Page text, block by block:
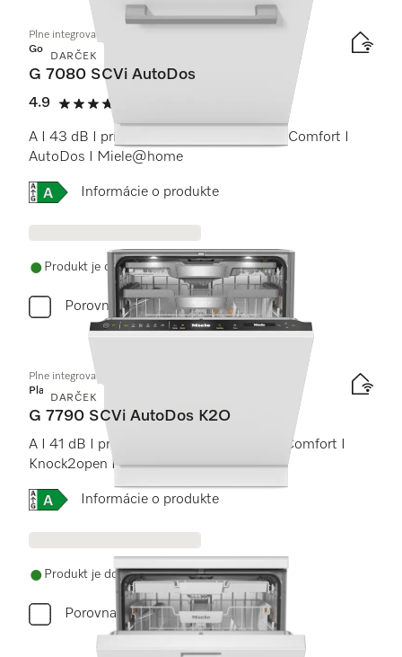
DARČEK
Plne integrovaná umývačka riadu
Gold
G 7080 SCVi AutoDos
4.9
4.9 / 5
A I 43 dB I príborová zásuvka I koše ExtraComfort I
AutoDos I Miele@home
Online Label Flag, Energetický štítok
Informácie o produkte
Produkt je dostupný
Porovnať
DARČEK
Plne integrovaná umývačka riadu
Platinum
G 7790 SCVi AutoDos K2O
A I 41 dB I príborová zásuvka I koše MaxiComfort I
Knock2open I BrilliantLight
Online Label Flag, Energetický štítok
Informácie o produkte
Produkt je dostupný
Porovnať